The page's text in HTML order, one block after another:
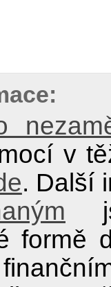
v
. Další
formě